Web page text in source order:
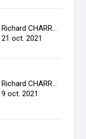
Richard CHARRON
21 oct. 2021
Richard CHARRON
9 oct. 2021